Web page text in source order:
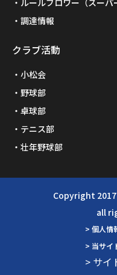
ルールブロワー（スーパ
調達情報
クラブ活動
小松会
野球部
卓球部
テニス部
壮年野球部
Copyright 2017
all
> 個人情
> 当サイ
> サイ